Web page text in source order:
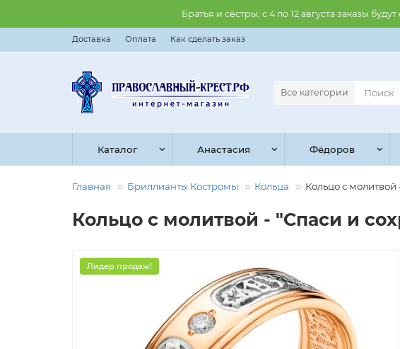
Братья и сёстры, с 4 по 12 августа заказы
Доставка Оплата Как сделать заказ
Все категории
Каталог Анастасия Фёдоров
Главная Бриллианты Костромы Кольца Кольцо с молитвой
Кольцо с молитвой - "Спаси и
Лидер продаж!